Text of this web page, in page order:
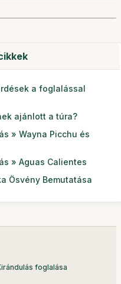
a foglalással
ajánlott a túra?
» Wayna Picchu és
» Aguas Calientes
Ösvény Bemutatása
foglalása